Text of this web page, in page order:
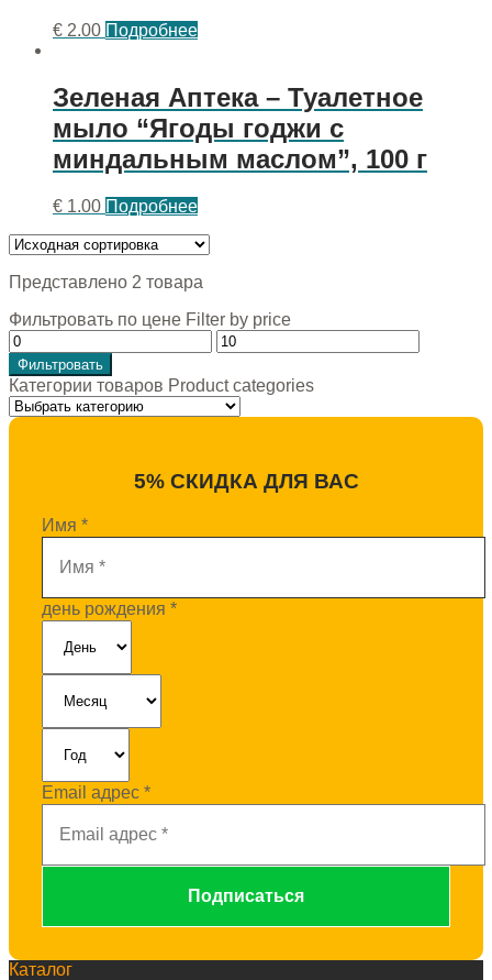
€ 2.00 Подробнее
Зеленая Аптека – Туалетное
мыло “Ягоды годжи с
миндальным маслом”, 100 г
€ 1.00 Подробнее
Представлено 2 товара
Фильтровать по цене Filter by price
Фильтровать
Категории товаров Product categories
5% СКИДКА ДЛЯ ВАС
Имя *
день рождения *
Email адрес *
Каталог